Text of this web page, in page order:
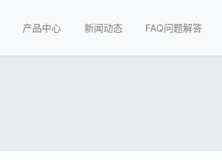
产品中心 新闻动态 FAQ问题解答